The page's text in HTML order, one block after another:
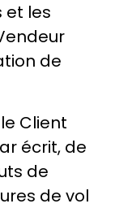
et les
de
Client
écrit, de
de
de vol